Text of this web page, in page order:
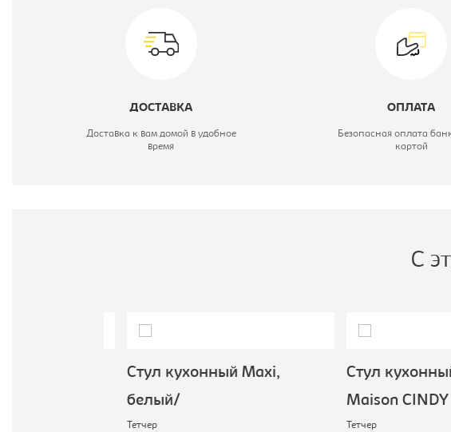
Модель:
ДОСТАВКА
Доставка к вам домой в удобное
время
ОПЛАТА
Безопасная оплата
картой
С
Стул кухонный Махi,
белый/
Тетчер
Стул кухонный
Maison CINDY
Тетчер